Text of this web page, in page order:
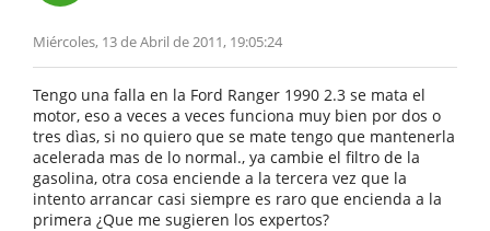
Miércoles, 13 de Abril de 2011, 19:05:24
Tengo una falla en la Ford Ranger 1990 2.3 se mata el
motor, eso a veces a veces funciona muy bien por dos o
tres dìas, si no quiero que se mate tengo que mantenerla
acelerada mas de lo normal., ya cambie el filtro de la
gasolina, otra cosa enciende a la tercera vez que la
intento arrancar casi siempre es raro que encienda a la
primera ¿Que me sugieren los expertos?